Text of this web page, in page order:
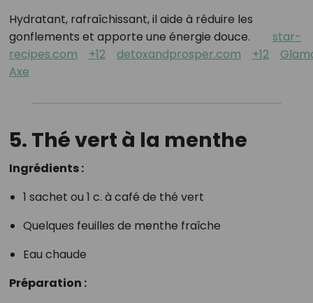
Hydratant, rafraîchissant, il aide à réduire les
gonflements et apporte une énergie douce.
star-
recipes.com
+12 detoxandprosper.com +12
Axe
5. Thé vert à la menthe
Ingrédients :
1 sachet ou 1 c. à café de thé vert
Quelques feuilles de menthe fraîche
Eau chaude
Préparation :